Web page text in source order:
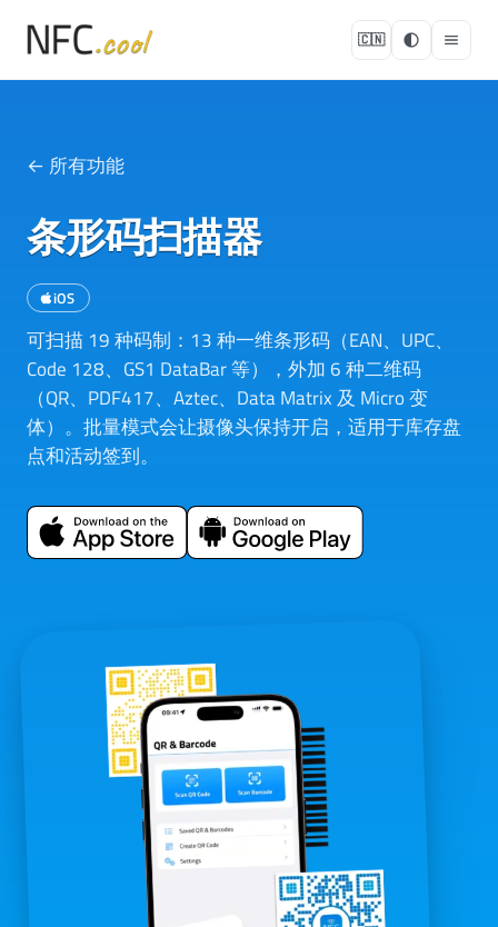
🇨🇳
← 所有功能
条形码扫描器
iOS
可扫描 19 种码制：13 种一维条形码（EAN、UPC、
Code 128、GS1 DataBar 等），外加 6 种二维码
（QR、PDF417、Aztec、Data Matrix 及 Micro 变
体）。批量模式会让摄像头保持开启，适用于库存盘
点和活动签到。